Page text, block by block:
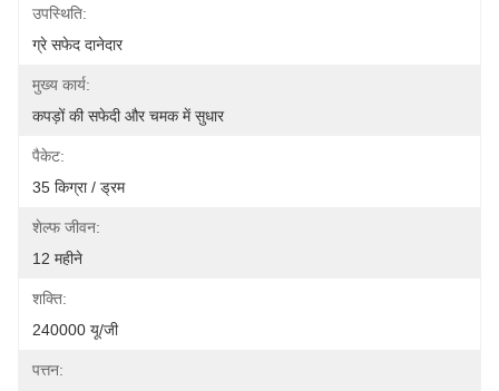
उपस्थिति:
ग्रे सफेद दानेदार
मुख्य कार्य:
कपड़ों की सफेदी और चमक में सुधार
पैकेट:
35 किग्रा / ड्रम
शेल्फ जीवन:
12 महीने
शक्ति:
240000 यू/जी
पत्तन: